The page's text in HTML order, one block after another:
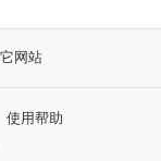
网站
使用帮助